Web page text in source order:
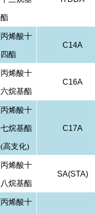
酯
丙烯酸十
四酯
C14A
丙烯酸十
六烷基酯
C16A
丙烯酸十
七烷基酯
(高支化)
C17A
丙烯酸十
八烷基酯
SA(STA)
丙烯酸十